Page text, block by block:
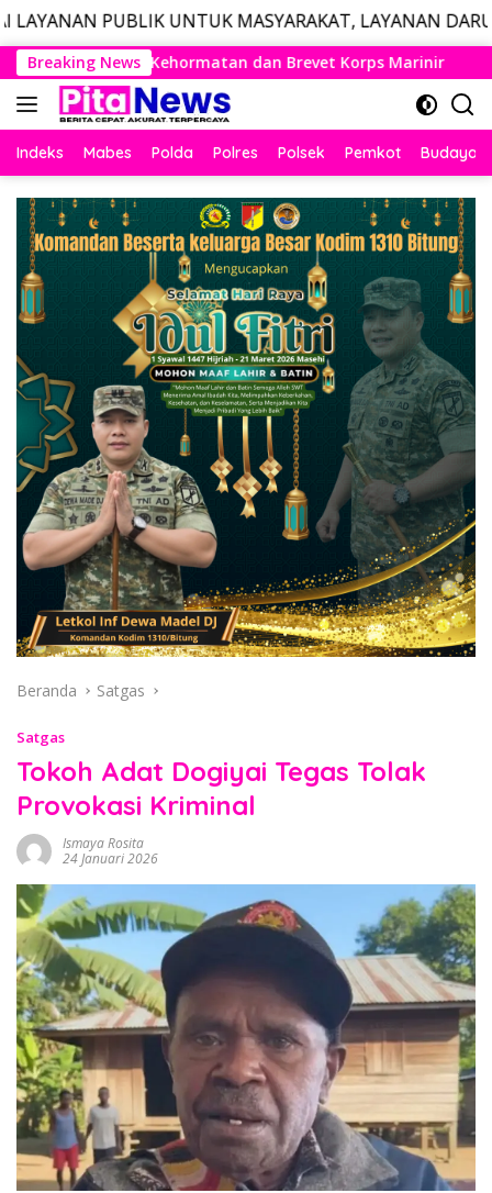
MASYARAKAT, LAYANAN DARURAT CALL
Langsung
ke
konten
Breaking News
Korps Marinir Panglima TNI dan Menhan RI
Indeks Mabes Polda Polres Polsek Pemkot Budaya
Beranda Satgas
Satgas
Tokoh Adat Dogiyai Tegas Tolak
Provokasi Kriminal
Ismaya Rosita
24 Januari 2026